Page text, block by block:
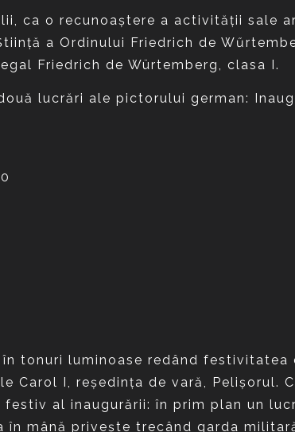
ca o recunoaştere a activităţii sale
a Ordinului Friedrich de
Friedrich de Würtemberg, clasa I.
lucrări ale pictorului german:
tonuri luminoase redând festivitatea
Carol I, reşedinţa de vară, Pelişorul.
al inaugurării: în prim plan un
mână priveşte trecând garda